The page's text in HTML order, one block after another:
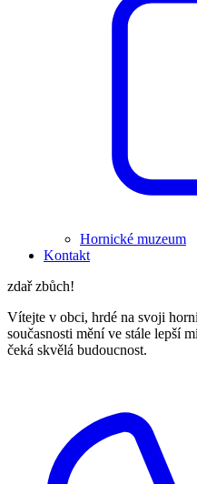
Hornické muzeum
Kontakt
zdař zbůch!
Vítejte v obci, hrdé na svoji
současnosti mění ve stále lepší
čeká skvělá budoucnost.